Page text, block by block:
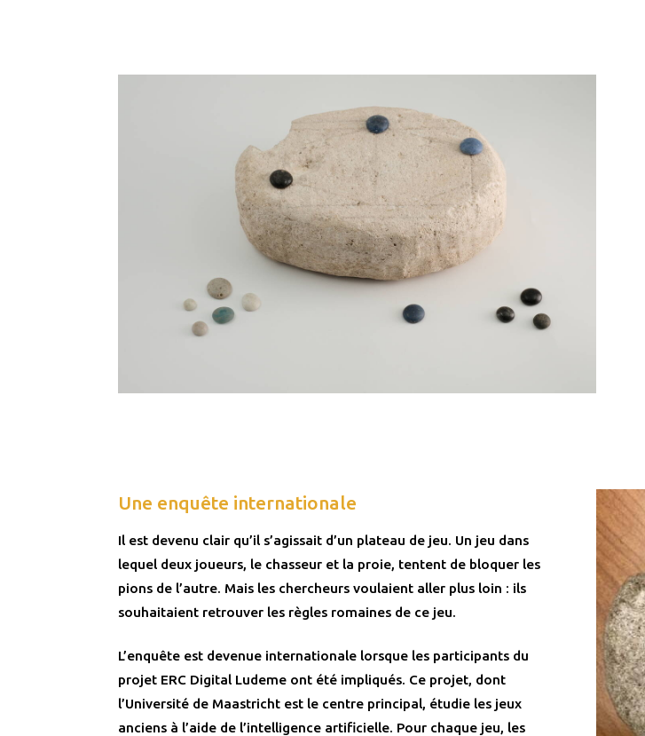
Une enquête internationale
Il est devenu clair qu’il s’agissait d’un plateau de jeu. Un jeu dans
lequel deux joueurs, le chasseur et la proie, tentent de bloquer les
pions de l’autre. Mais les chercheurs voulaient aller plus loin : ils
souhaitaient retrouver les règles romaines de ce jeu.
L’enquête est devenue internationale lorsque les participants du
projet ERC Digital Ludeme ont été impliqués. Ce projet, dont
l’Université de Maastricht est le centre principal, étudie les jeux
anciens à l’aide de l’intelligence artificielle. Pour chaque jeu, les